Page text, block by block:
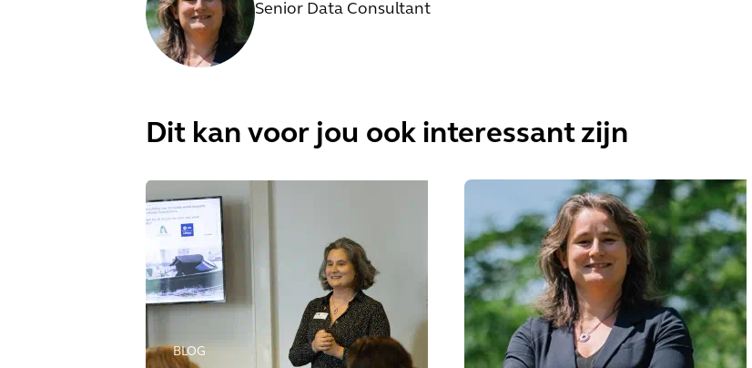
Senior Data Consultant
Dit kan voor jou ook interessant zijn
BLOG